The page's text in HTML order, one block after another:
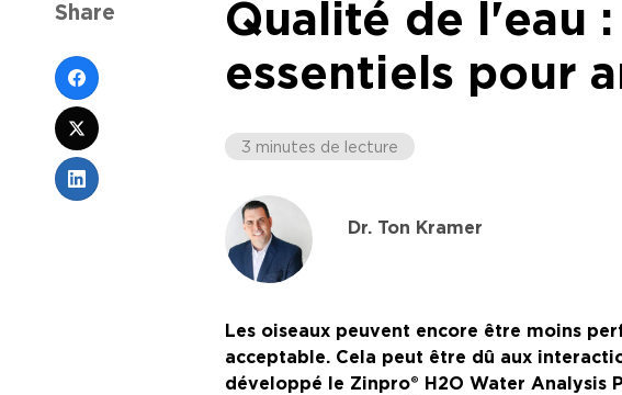
Qualité de l'eau
essentiels pour
3 minutes de lecture
Dr. Ton Kramer
Les oiseaux peuvent encore être moins
acceptable. Cela peut être dû aux
développé le Zinpro® H2O Water
Share